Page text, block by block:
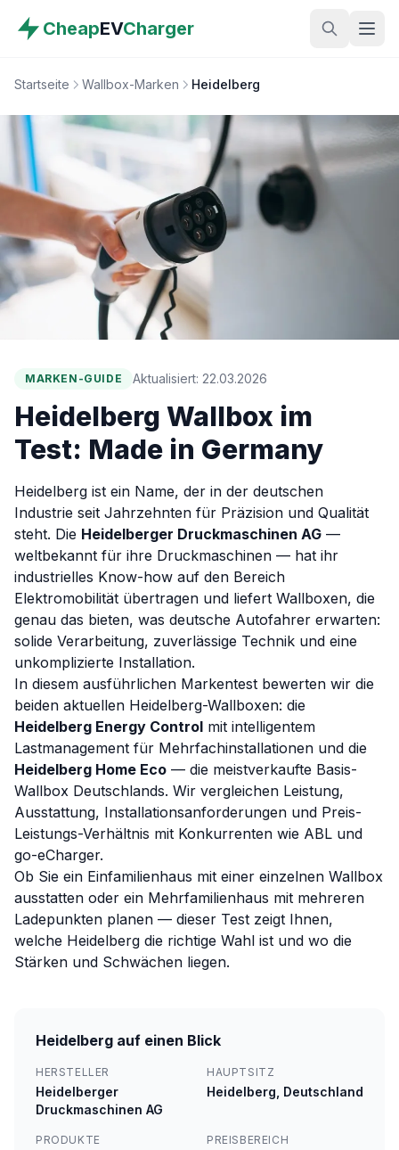
CheapEVCharger
Startseite Wallbox-Marken Heidelberg
MARKEN-GUIDE Aktualisiert: 22.03.2026
Heidelberg Wallbox im
Test: Made in Germany
Heidelberg ist ein Name, der in der deutschen
Industrie seit Jahrzehnten für Präzision und Qualität
steht. Die Heidelberger Druckmaschinen AG —
weltbekannt für ihre Druckmaschinen — hat ihr
industrielles Know-how auf den Bereich
Elektromobilität übertragen und liefert Wallboxen, die
genau das bieten, was deutsche Autofahrer erwarten:
solide Verarbeitung, zuverlässige Technik und eine
unkomplizierte Installation.
In diesem ausführlichen Markentest bewerten wir die
beiden aktuellen Heidelberg-Wallboxen: die
Heidelberg Energy Control mit intelligentem
Lastmanagement für Mehrfachinstallationen und die
Heidelberg Home Eco — die meistverkaufte Basis-
Wallbox Deutschlands. Wir vergleichen Leistung,
Ausstattung, Installationsanforderungen und Preis-
Leistungs-Verhältnis mit Konkurrenten wie ABL und
go-eCharger.
Ob Sie ein Einfamilienhaus mit einer einzelnen Wallbox
ausstatten oder ein Mehrfamilienhaus mit mehreren
Ladepunkten planen — dieser Test zeigt Ihnen,
welche Heidelberg die richtige Wahl ist und wo die
Stärken und Schwächen liegen.
Heidelberg auf einen Blick
HERSTELLER
Heidelberger
Druckmaschinen AG
HAUPTSITZ
Heidelberg, Deutschland
PRODUKTE PREISBEREICH